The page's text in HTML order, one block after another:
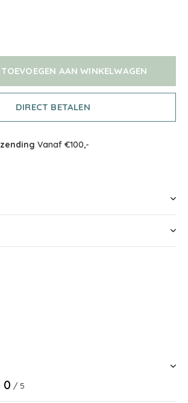
TOEVOEGEN AAN WINKELWAGEN
DIRECT BETALEN
Vanaf €100,-
0 / 5